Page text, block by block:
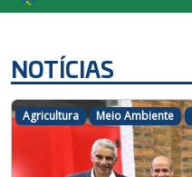
NOTÍCIAS
Agricultura Meio Ambiente